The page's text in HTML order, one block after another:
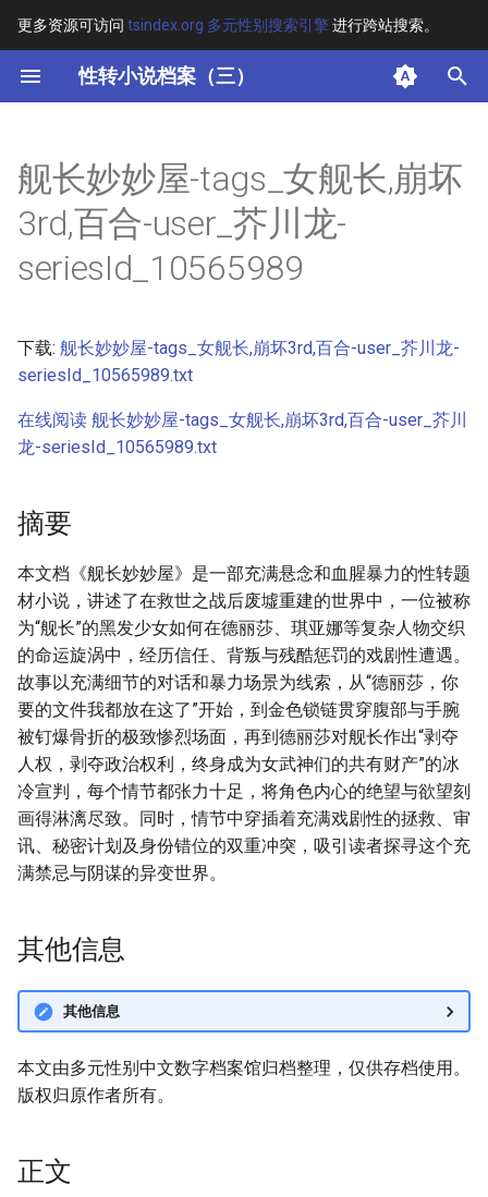
更多资源可访问 tsindex.org 多元性别搜索引擎进行跨站搜索。
性转小说档案（三）
键
开
始
搜
其他信息
舰长妙妙屋-tags_女舰长,崩坏
3rd,百合-user_芥川龙-
seriesId_10565989
下载: 舰长妙妙屋-tags_女舰长,崩坏3rd,百合-user_芥川龙-
seriesId_10565989.txt
在线阅读 舰长妙妙屋-tags_女舰长,崩坏3rd,百合-user_芥川
龙-seriesId_10565989.txt
摘要
本文档《舰长妙妙屋》是一部充满悬念和血腥暴力的性转题
材小说，讲述了在救世之战后废墟重建的世界中，一位被称
为“舰长”的黑发少女如何在德丽莎、琪亚娜等复杂人物交织
的命运旋涡中，经历信任、背叛与残酷惩罚的戏剧性遭遇。
故事以充满细节的对话和暴力场景为线索，从“德丽莎，你
要的文件我都放在这了”开始，到金色锁链贯穿腹部与手腕
被钉爆骨折的极致惨烈场面，再到德丽莎对舰长作出“剥夺
人权，剥夺政治权利，终身成为女武神们的共有财产”的冰
冷宣判，每个情节都张力十足，将角色内心的绝望与欲望刻
画得淋漓尽致。同时，情节中穿插着充满戏剧性的拯救、审
讯、秘密计划及身份错位的双重冲突，吸引读者探寻这个充
满禁忌与阴谋的异变世界。
其他信息
其他信息
本文由多元性别中文数字档案馆归档整理，仅供存档使用。
版权归原作者所有。
正文